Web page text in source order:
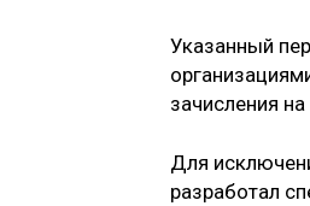
Указанный
зачисления
Для
разработал